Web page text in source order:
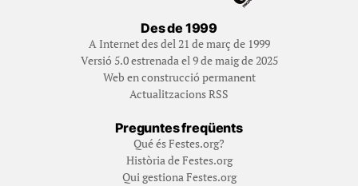
Des de 1999
A Internet des del 21 de març de 1999
Versió 5.0 estrenada el 9 de maig de 2025
Web en construcció permanent
Actualitzacions RSS
Preguntes freqüents
Qué és Festes.org?
Història de Festes.org
Qui gestiona Festes.org